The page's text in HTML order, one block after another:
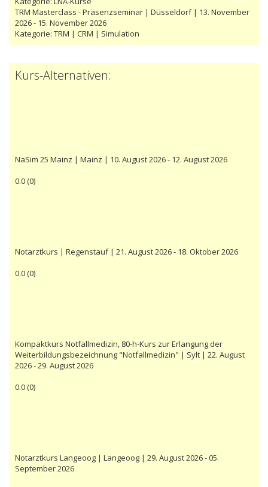
TRM Masterclass - Präsenzseminar | Düsseldorf | 13. November
2026 - 15. November 2026
Kategorie: TRM | CRM | Simulation
Kurs-Alternativen:
NaSim 25 Mainz | Mainz | 10. August 2026 - 12. August 2026
0.0(0)
Notarztkurs | Regenstauf | 21. August 2026 - 18. Oktober 2026
0.0(0)
Kompaktkurs Notfallmedizin, 80-h-Kurs zur Erlangung der
Weiterbildungsbezeichnung "Notfallmedizin" | Sylt | 22. August
2026 - 29. August 2026
0.0(0)
Notarztkurs Langeoog | Langeoog | 29. August 2026 - 05.
September 2026